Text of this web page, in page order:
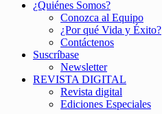
¿Quiénes Somos?
Conozca al Equipo
¿Por qué Vida y Éxito?
Contáctenos
Suscríbase
Newsletter
REVISTA DIGITAL
Revista digital
Ediciones Especiales